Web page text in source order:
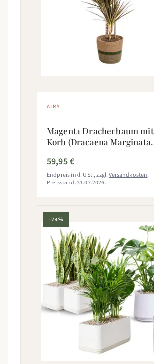
AIRY
Magenta Drachenbaum mit
Korb (Dracaena Marginata
59,95 €
Endpreis inkl. USt., zzgl.Versandkosten.
Preisstand: 31.07.2026.
-24%